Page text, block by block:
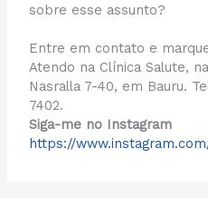
sobre esse assunto?
Entre em contato e
Atendo na Clínica Salute,
Nasralla 7-40, em Bauru.
7402.
Siga-me no Instagram
https://